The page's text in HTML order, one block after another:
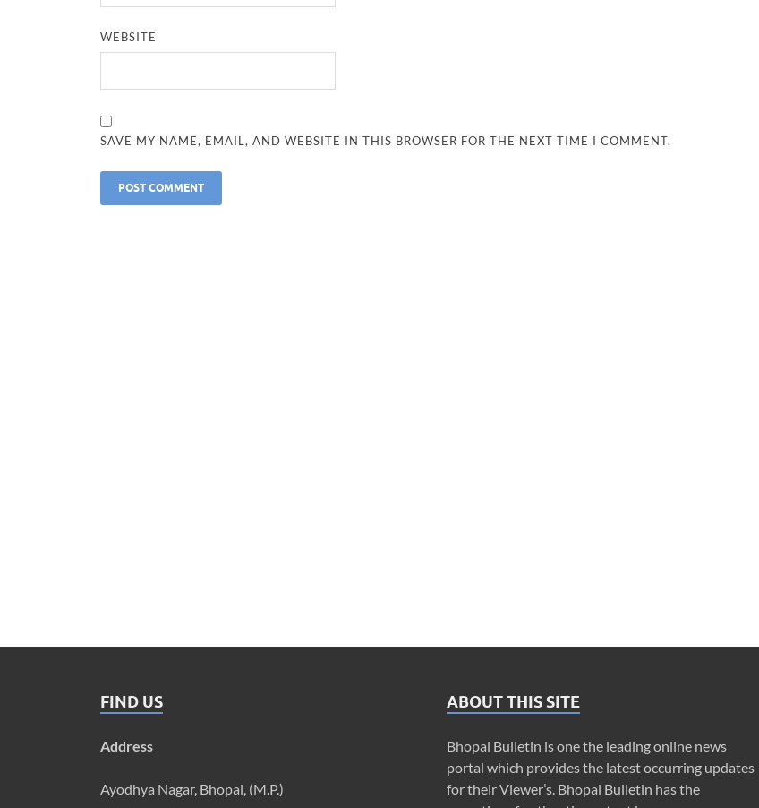
WEBSITE
SAVE MY NAME, EMAIL, AND WEBSITE IN THIS BROWSER FOR THE NEXT TIME I COMMENT.
FIND US
Address
Ayodhya Nagar, Bhopal, (M.P.)
ABOUT THIS SITE
Bhopal Bulletin is one the leading online news
portal which provides the latest occurring updates
for their Viewer’s. Bhopal Bulletin has the